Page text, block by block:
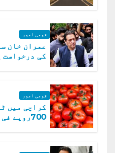
قومی امور
عمران خان
کی درخواست
قومی امور
کراچی میں
700روپے فی کلو تک پہنچ گئی